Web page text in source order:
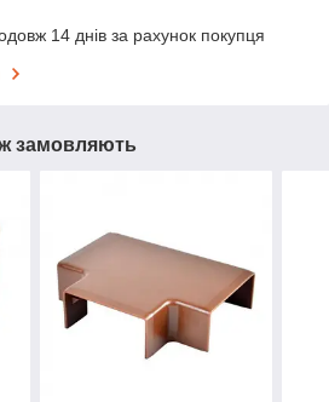
14 днів за рахунок покупця
замовляють